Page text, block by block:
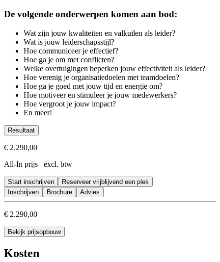
De volgende onderwerpen komen aan bod:
Wat zijn jouw kwaliteiten en valkuilen als leider?
Wat is jouw leiderschapsstijl?
Hoe communiceer je effectief?
Hoe ga je om met conflicten?
Welke overtuigingen beperken jouw effectiviteit als leider?
Hoe verenig je organisatiedoelen met teamdoelen?
Hoe ga je goed met jouw tijd en energie om?
Hoe motiveer en stimuleer je jouw medewerkers?
Hoe vergroot je jouw impact?
En meer!
Resultaat
Je past verschillende leiderschapsstijlen effectief toe
Je hebt een duidelijke visie op je leiderschap
Je krijgt meer energie en plezier in je werk
€ 2.290,00
All-In prijs excl. btw
Start inschrijven
Reserveer vrijblijvend een plek
Inschrijven
Brochure Advies
€ 2.290,00
Bekijk prijsopbouw
Kosten